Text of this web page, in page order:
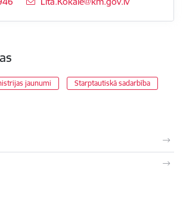
jaunumi Starptautiskā sadarbība